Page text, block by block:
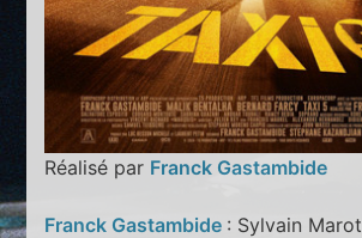
Réalisé par Franck Gastambide
Franck Gastambide : Sylvain Marot